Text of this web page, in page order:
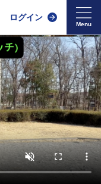
ログイン